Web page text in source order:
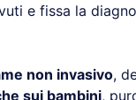
e fissa la
non invasivo,
sui bambini,